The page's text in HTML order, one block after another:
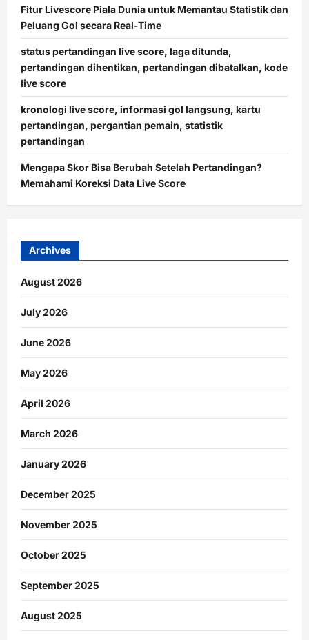
Fitur Livescore Piala Dunia untuk Memantau Statistik dan
Peluang Gol secara Real-Time
status pertandingan live score, laga ditunda,
pertandingan dihentikan, pertandingan dibatalkan, kode
live score
kronologi live score, informasi gol langsung, kartu
pertandingan, pergantian pemain, statistik
pertandingan
Mengapa Skor Bisa Berubah Setelah Pertandingan?
Memahami Koreksi Data Live Score
Archives
August 2026
July 2026
June 2026
May 2026
April 2026
March 2026
January 2026
December 2025
November 2025
October 2025
September 2025
August 2025